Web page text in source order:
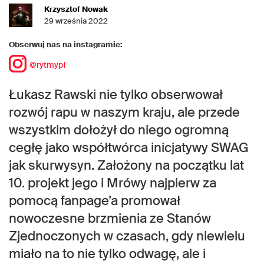
Krzysztof Nowak
29 września 2022
Obserwuj nas na instagramie:
@rytmypl
Łukasz Rawski nie tylko obserwował
rozwój rapu w naszym kraju, ale przede
wszystkim dołożył do niego ogromną
cegłę jako współtwórca inicjatywy SWAG
jak skurwysyn. Założony na początku lat
10. projekt jego i Mrówy najpierw za
pomocą fanpage’a promował
nowoczesne brzmienia ze Stanów
Zjednoczonych w czasach, gdy niewielu
miało na to nie tylko odwagę, ale i